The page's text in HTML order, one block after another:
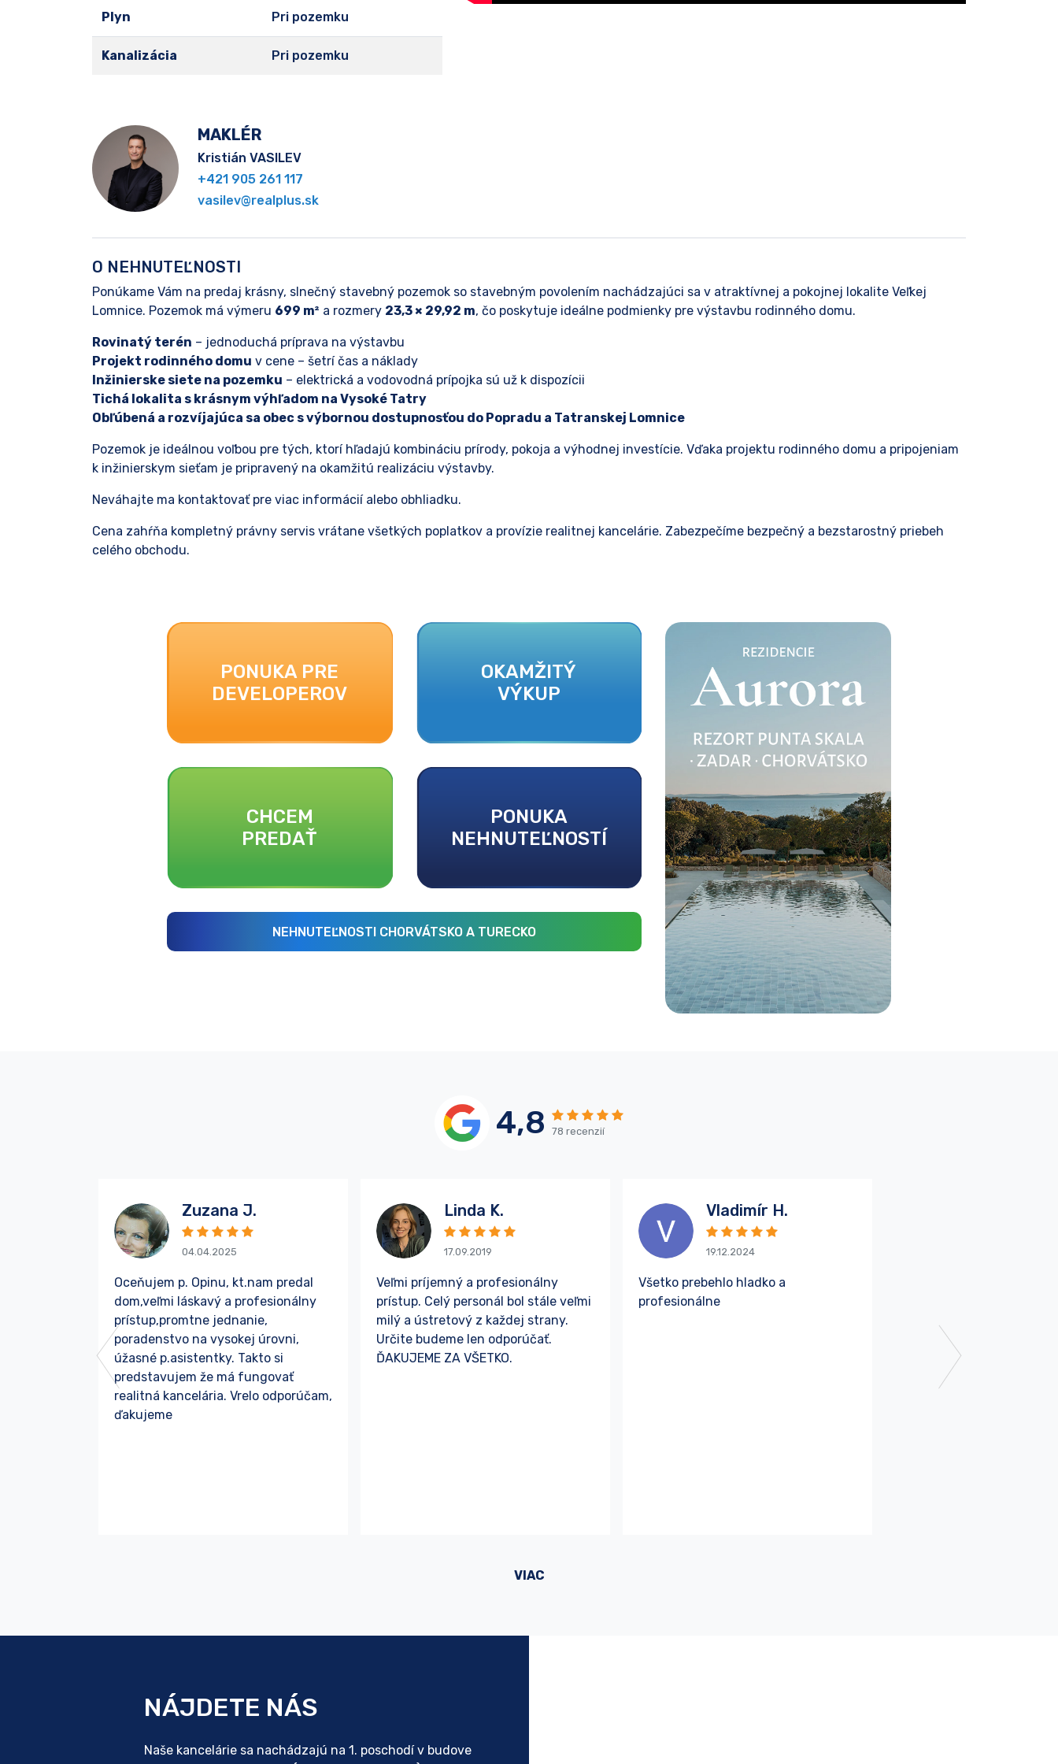
Plyn Pri pozemku
Kanalizácia Pri pozemku
MAKLÉR
Kristián VASILEV
+421 905 261 117
vasilev@realplus.sk
O NEHNUTEĽNOSTI
Ponúkame Vám na predaj krásny, slnečný stavebný pozemok so stavebným povolením nachádzajúci sa v atraktívnej a pokojnej lokalite Veľkej
Lomnice. Pozemok má výmeru 699 m² a rozmery 23,3 × 29,92 m, čo poskytuje ideálne podmienky pre výstavbu rodinného domu.
Rovinatý terén – jednoduchá príprava na výstavbu
Projekt rodinného domu v cene – šetrí čas a náklady
Inžinierske siete na pozemku – elektrická a vodovodná prípojka sú už k dispozícii
Tichá lokalita s krásnym výhľadom na Vysoké Tatry
Obľúbená a rozvíjajúca sa obec s výbornou dostupnosťou do Popradu a Tatranskej Lomnice
Pozemok je ideálnou voľbou pre tých, ktorí hľadajú kombináciu prírody, pokoja a výhodnej investície. Vďaka projektu rodinného domu a pripojeniam
k inžinierskym sieťam je pripravený na okamžitú realizáciu výstavby.
Neváhajte ma kontaktovať pre viac informácií alebo obhliadku.
Cena zahŕňa kompletný právny servis vrátane všetkých poplatkov a provízie realitnej kancelárie. Zabezpečíme bezpečný a bezstarostný priebeh
celého obchodu.
PONUKA PRE
DEVELOPEROV
OKAMŽITÝ
VÝKUP
CHCEM
PREDAŤ
PONUKA
NEHNUTEĽNOSTÍ
NEHNUTEĽNOSTI CHORVÁTSKO A TURECKO
4,8 78 recenzií
Zuzana J.
04.04.2025
Oceňujem p. Opinu, kt.nam predal
dom,veľmi láskavý a profesionálny
prístup,promtne jednanie,
poradenstvo na vysokej úrovni,
úžasné p.asistentky. Takto si
predstavujem že má fungovať
realitná kancelária. Vrelo odporúčam,
ďakujeme
Linda K.
17.09.2019
Veľmi príjemný a profesionálny
prístup. Celý personál bol stále veľmi
milý a ústretový z každej strany.
Určite budeme len odporúčať.
ĎAKUJEME ZA VŠETKO.
Vladimír H.
19.12.2024
Všetko prebehlo hladko a
profesionálne
Späť
VIAC
NÁJDETE NÁS
Naše kancelárie sa nachádzajú na 1. poschodí v budove